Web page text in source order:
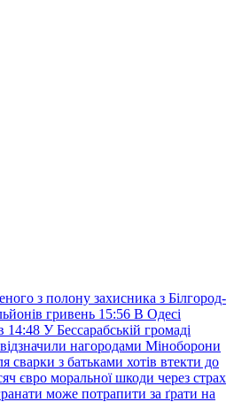
з полону захисника з Білгород-
гривень 15:56 В Одесі
14:48 У Бессарабській громаді
нагородами Міноборони
сварки з батьками хотів втекти до
євро моральної шкоди через страх
може потрапити за ґрати на